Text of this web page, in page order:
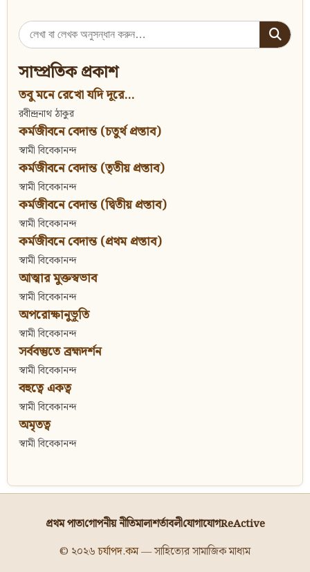
Search
for:
সাম্প্রতিক প্রকাশ
তবু মনে রেখো যদি দূরে...
রবীন্দ্রনাথ ঠাকুর
কর্মজীবনে বেদান্ত (চতুর্থ প্রস্তাব)
স্বামী বিবেকানন্দ
কর্মজীবনে বেদান্ত (তৃতীয় প্রস্তাব)
স্বামী বিবেকানন্দ
কর্মজীবনে বেদান্ত (দ্বিতীয় প্রস্তাব)
স্বামী বিবেকানন্দ
কর্মজীবনে বেদান্ত (প্রথম প্রস্তাব)
স্বামী বিবেকানন্দ
আত্মার মুক্তস্বভাব
স্বামী বিবেকানন্দ
অপরোক্ষানুভূতি
স্বামী বিবেকানন্দ
সর্ববস্তুতে ব্রহ্মদর্শন
স্বামী বিবেকানন্দ
বহুত্বে একত্ব
স্বামী বিবেকানন্দ
অমৃতত্ব
স্বামী বিবেকানন্দ
প্রথম পাতাগোপনীয় নীতিমালাশর্তাবলীযোগাযোগReActive
© ২০২৬চর্যাপদ.কম— সাহিত্যের সামাজিক মাধ্যম